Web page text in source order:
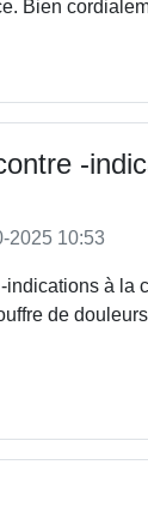
Bien
-
2025 10:53
indications à la
de